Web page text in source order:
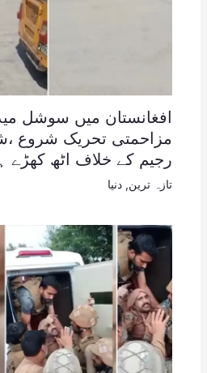
افغانستان میں سوشل
مزاحمتی تحریک شروع
رجیم کے خلاف اٹھ کھڑے
تازہ ترین دنیا